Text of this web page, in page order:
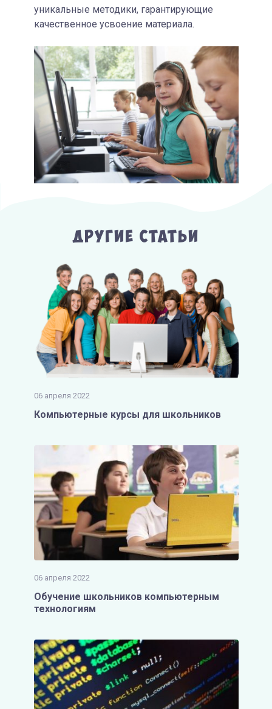
уникальные методики, гарантирующие
качественное усвоение материала.
Другие Статьи
06 апреля 2022
Компьютерные курсы для школьников
06 апреля 2022
Обучение школьников компьютерным
технологиям